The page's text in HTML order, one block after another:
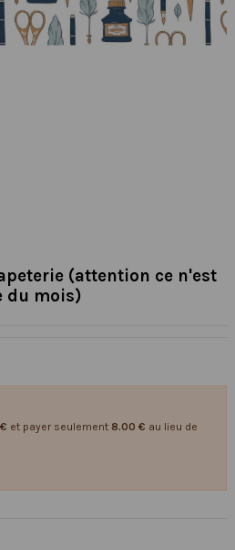
(attention ce n'est
du mois)
et payer seulement 8.00 € au lieu de